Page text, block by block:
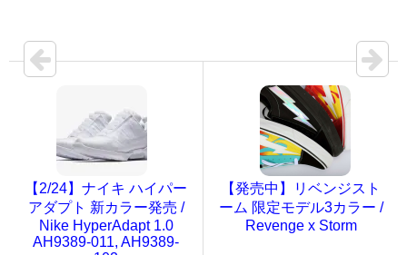
【2/24】ナイキ ハイパー
アダプト 新カラー発売 /
Nike HyperAdapt 1.0
AH9389-011, AH9389-
【発売中】リベンジスト
ーム 限定モデル3カラー /
Revenge x Storm